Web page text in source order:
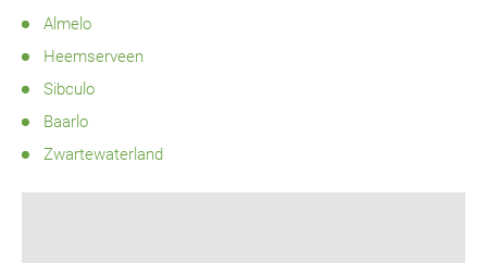
Almelo
Heemserveen
Sibculo
Baarlo
Zwartewaterland